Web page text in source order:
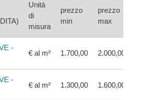
Unità
di
misura
prezzo
min
prezzo
max
-
€ al m² 1.700,00 2.000,00
-
€ al m² 1.300,00 1.600,00